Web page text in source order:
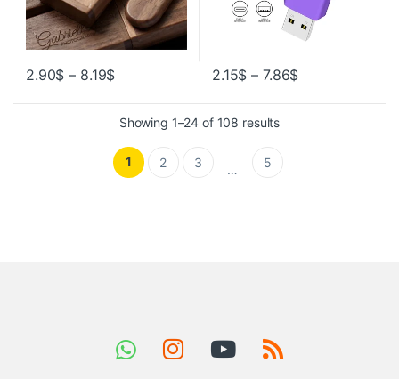
2.90$ – 8.19$ 2.15$ – 7.86$
Showing 1–24 of 108 results
1 2 3 … 5